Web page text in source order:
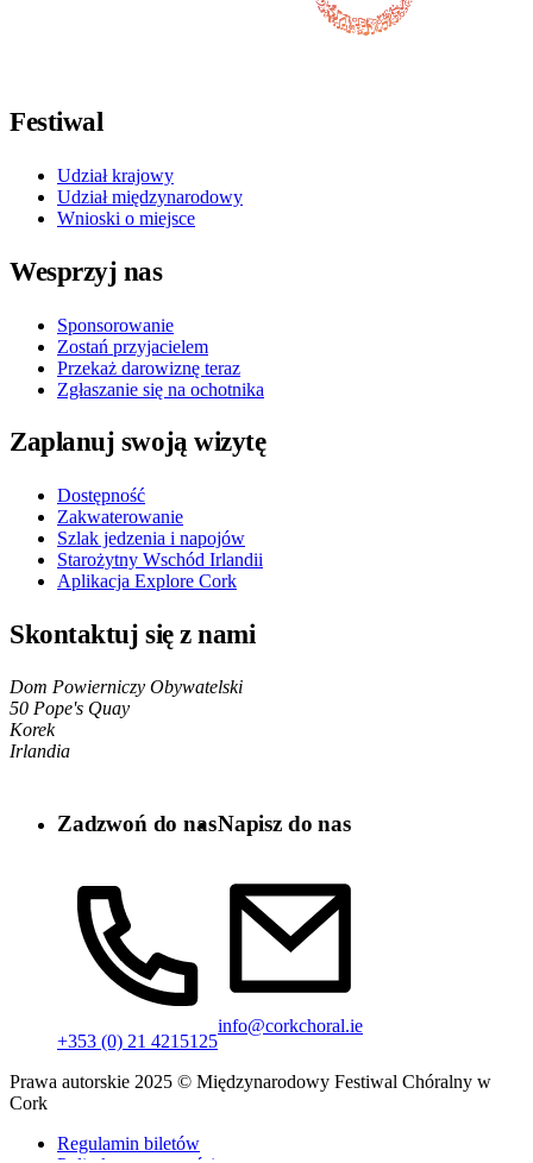
Festiwal
Udział krajowy
Udział międzynarodowy
Wnioski o miejsce
Wesprzyj nas
Sponsorowanie
Zostań przyjacielem
Przekaż darowiznę teraz
Zgłaszanie się na ochotnika
Zaplanuj swoją wizytę
Dostępność
Zakwaterowanie
Szlak jedzenia i napojów
Starożytny Wschód Irlandii
Aplikacja Explore Cork
Skontaktuj się z nami
Dom Powierniczy Obywatelski
50 Pope's Quay
Korek
Irlandia
Zadzwoń do nas
+353 (0) 21 4215125
Napisz do nas
info@corkchoral.ie
Prawa autorskie 2025 © Międzynarodowy Festiwal Chóralny w
Cork
Regulamin biletów